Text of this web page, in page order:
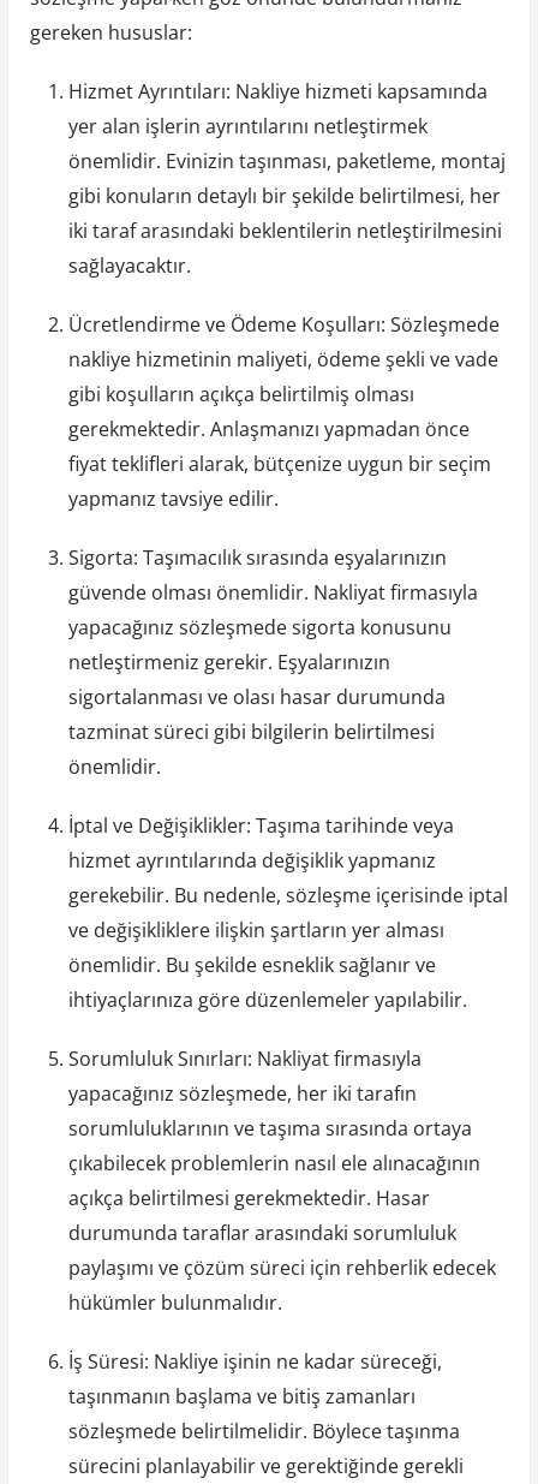
gereken hususlar:
Hizmet Ayrıntıları: Nakliye hizmeti kapsamında
yer alan işlerin ayrıntılarını netleştirmek
önemlidir. Evinizin taşınması, paketleme, montaj
gibi konuların detaylı bir şekilde belirtilmesi, her
iki taraf arasındaki beklentilerin netleştirilmesini
sağlayacaktır.
Ücretlendirme ve Ödeme Koşulları: Sözleşmede
nakliye hizmetinin maliyeti, ödeme şekli ve vade
gibi koşulların açıkça belirtilmiş olması
gerekmektedir. Anlaşmanızı yapmadan önce
fiyat teklifleri alarak, bütçenize uygun bir seçim
yapmanız tavsiye edilir.
Sigorta: Taşımacılık sırasında eşyalarınızın
güvende olması önemlidir. Nakliyat firmasıyla
yapacağınız sözleşmede sigorta konusunu
netleştirmeniz gerekir. Eşyalarınızın
sigortalanması ve olası hasar durumunda
tazminat süreci gibi bilgilerin belirtilmesi
önemlidir.
İptal ve Değişiklikler: Taşıma tarihinde veya
hizmet ayrıntılarında değişiklik yapmanız
gerekebilir. Bu nedenle, sözleşme içerisinde iptal
ve değişikliklere ilişkin şartların yer alması
önemlidir. Bu şekilde esneklik sağlanır ve
ihtiyaçlarınıza göre düzenlemeler yapılabilir.
Sorumluluk Sınırları: Nakliyat firmasıyla
yapacağınız sözleşmede, her iki tarafın
sorumluluklarının ve taşıma sırasında ortaya
çıkabilecek problemlerin nasıl ele alınacağının
açıkça belirtilmesi gerekmektedir. Hasar
durumunda taraflar arasındaki sorumluluk
paylaşımı ve çözüm süreci için rehberlik edecek
hükümler bulunmalıdır.
İş Süresi: Nakliye işinin ne kadar süreceği,
taşınmanın başlama ve bitiş zamanları
sözleşmede belirtilmelidir. Böylece taşınma
sürecini planlayabilir ve gerektiğinde gerekli